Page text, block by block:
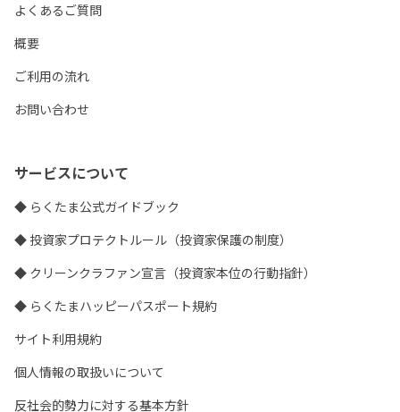
よくあるご質問
概要
ご利用の流れ
お問い合わせ
サービスについて
◆ らくたま公式ガイドブック
◆ 投資家プロテクトルール（投資家保護の制度）
◆ クリーンクラファン宣言（投資家本位の行動指針）
◆ らくたまハッピーパスポート規約
サイト利用規約
個人情報の取扱いについて
反社会的勢力に対する基本方針